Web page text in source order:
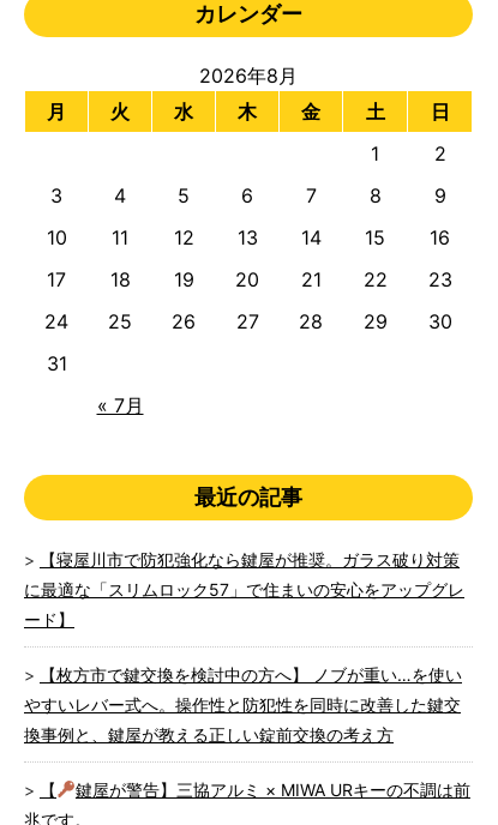
カレンダー
2026年8月
月
火 水 木 金 土 日
« 7月
1
2
3
4 5 6 7 8
9
10
11 12 13 14 15
16
17
18 19 20 21 22
23
24
25 26 27 28 29
30
31
最近の記事
【寝屋川市で防犯強化なら鍵屋が推奨。ガラス破り対策
に最適な「スリムロック57」で住まいの安心をアップグレ
ード】
【枚方市で鍵交換を検討中の方へ】 ノブが重い…を使い
やすいレバー式へ。操作性と防犯性を同時に改善した鍵交
換事例と、鍵屋が教える正しい錠前交換の考え方
【
鍵屋が警告】三協アルミ × MIWA URキーの不調は前
兆です。